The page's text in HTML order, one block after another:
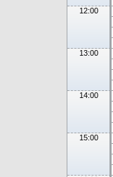
12:00
13:00
14:00
15:00